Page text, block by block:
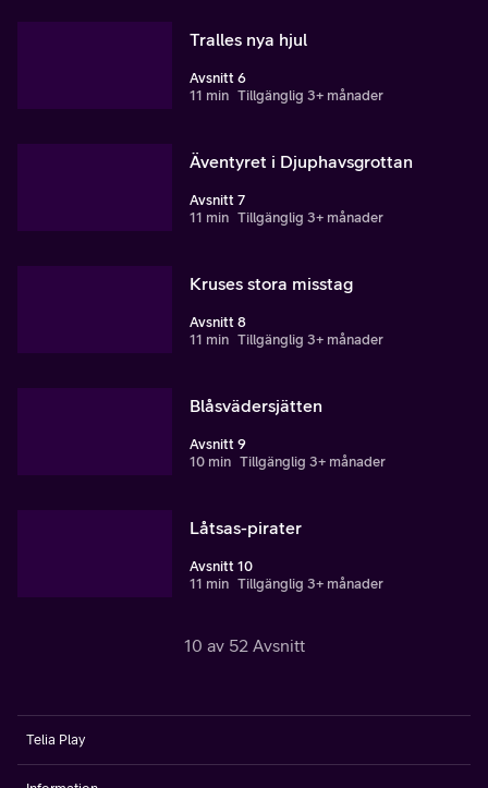
Tralles nya hjul
Avsnitt 6
11 min Tillgänglig 3+ månader
Äventyret i Djuphavsgrottan
Avsnitt 7
11 min Tillgänglig 3+ månader
Kruses stora misstag
Avsnitt 8
11 min Tillgänglig 3+ månader
Blåsvädersjätten
Avsnitt 9
10 min Tillgänglig 3+ månader
Låtsas-pirater
Avsnitt 10
11 min Tillgänglig 3+ månader
10 av 52 Avsnitt
Telia Play